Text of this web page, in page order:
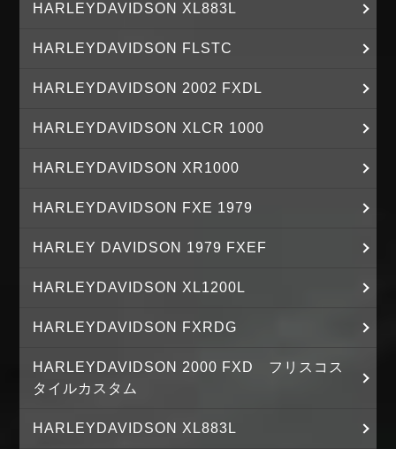
HARLEYDAVIDSON XL883L
HARLEYDAVIDSON FLSTC
HARLEYDAVIDSON 2002 FXDL
HARLEYDAVIDSON XLCR 1000
HARLEYDAVIDSON XR1000
HARLEYDAVIDSON FXE 1979
HARLEY DAVIDSON 1979 FXEF
HARLEYDAVIDSON XL1200L
HARLEYDAVIDSON FXRDG
HARLEYDAVIDSON 2000 FXD フリスコス
タイルカスタム
HARLEYDAVIDSON XL883L